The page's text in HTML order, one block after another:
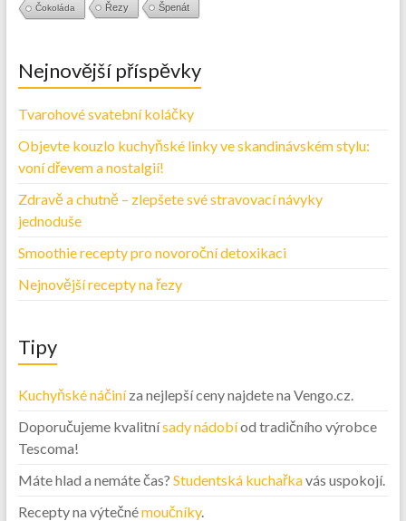
Čokoláda Řezy Špenát
Nejnovější příspěvky
Tvarohové svatební koláčky
Objevte kouzlo kuchyňské linky ve skandinávském stylu:
voní dřevem a nostalgií!
Zdravě a chutně – zlepšete své stravovací návyky
jednoduše
Smoothie recepty pro novoroční detoxikaci
Nejnovější recepty na řezy
Tipy
Kuchyňské náčiníza nejlepší ceny najdete na Vengo.cz.
Doporučujeme kvalitnísady nádobíod tradičního výrobce
Tescoma!
Máte hlad a nemáte čas? Studentská kuchařkavás uspokojí.
Recepty na výtečnémoučníky.